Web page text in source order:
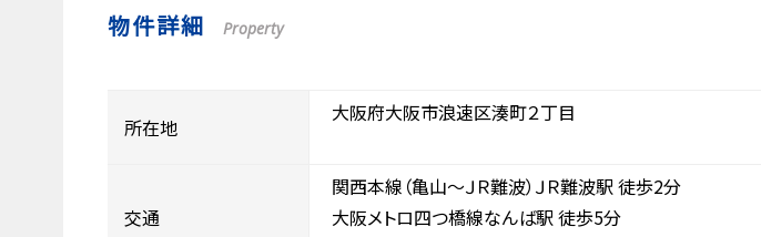
物件詳細 Property
所在地
大阪府大阪市浪速区湊町２丁目
交通
関西本線（亀山～ＪＲ難波）ＪＲ難波駅 徒歩2分
大阪メトロ四つ橋線なんば駅 徒歩5分